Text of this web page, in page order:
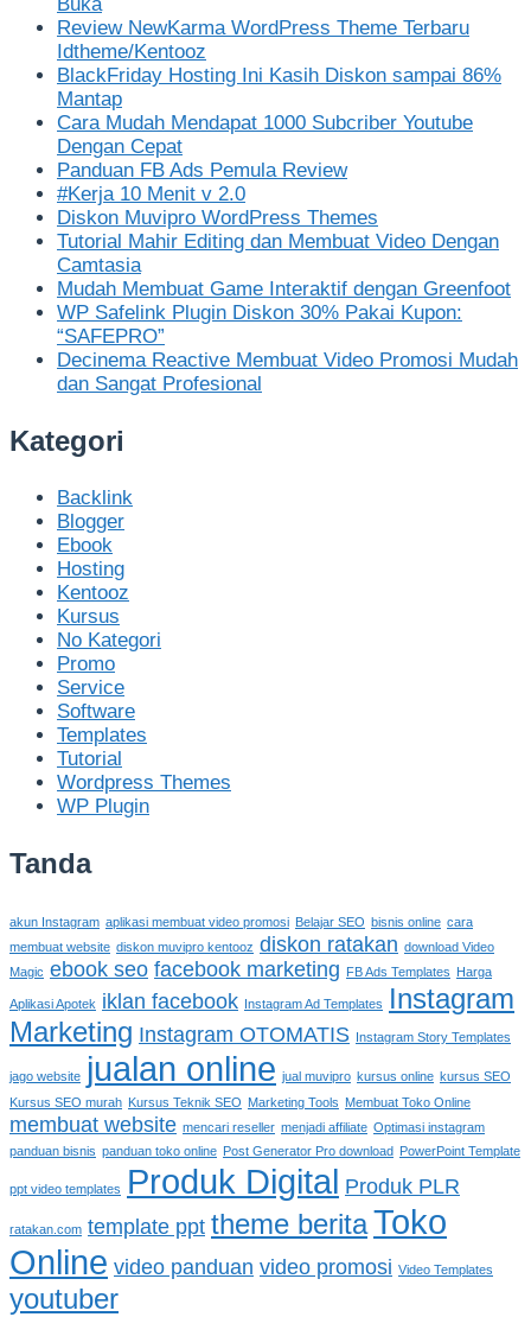
Buka
Review NewKarma WordPress Theme Terbaru
Idtheme/Kentooz
BlackFriday Hosting Ini Kasih Diskon sampai 86%
Mantap
Cara Mudah Mendapat 1000 Subcriber Youtube
Dengan Cepat
Panduan FB Ads Pemula Review
#Kerja 10 Menit v 2.0
Diskon Muvipro WordPress Themes
Tutorial Mahir Editing dan Membuat Video Dengan
Camtasia
Mudah Membuat Game Interaktif dengan Greenfoot
WP Safelink Plugin Diskon 30% Pakai Kupon:
“SAFEPRO”
Decinema Reactive Membuat Video Promosi Mudah
dan Sangat Profesional
Kategori
Backlink
Blogger
Ebook
Hosting
Kentooz
Kursus
No Kategori
Promo
Service
Software
Templates
Tutorial
Wordpress Themes
WP Plugin
Tanda
akun Instagram aplikasi membuat video promosi Belajar SEO bisnis online cara
membuat website diskon muvipro kentooz diskon ratakan download Video
Magic ebook seo facebook marketing FB Ads Templates Harga
Aplikasi Apotek iklan facebook Instagram Ad Templates
Instagram
Marketing Instagram OTOMATIS Instagram Story Templates
jago website jualan online jual muvipro kursus online kursus SEO
Kursus SEO murah Kursus Teknik SEO Marketing Tools Membuat Toko Online
membuat website mencari reseller menjadi affiliate Optimasi instagram
panduan bisnis panduan toko online Post Generator Pro download PowerPoint Template
ppt video templates Produk Digital Produk PLR
ratakan.com template ppt theme beritaToko
Online video panduan video promosi Video Templates
youtuber